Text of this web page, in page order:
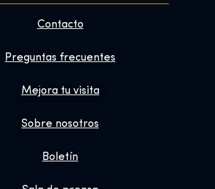
Contacto
Preguntas frecuentes
Mejora tu visita
Sobre nosotros
Boletín